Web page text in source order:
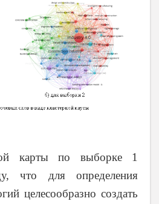
карты по выборке 1
что для определения
целесообразно создать